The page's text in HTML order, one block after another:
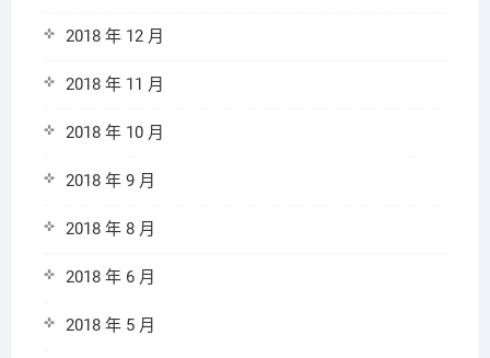
2018 年 12 月
2018 年 11 月
2018 年 10 月
2018 年 9 月
2018 年 8 月
2018 年 6 月
2018 年 5 月